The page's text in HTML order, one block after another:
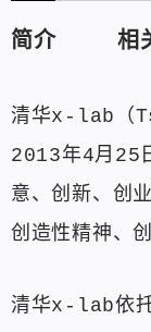
简介 相
清华x-lab（
2013年4月25
意、创新、创
创造性精神、
清华x-lab依托